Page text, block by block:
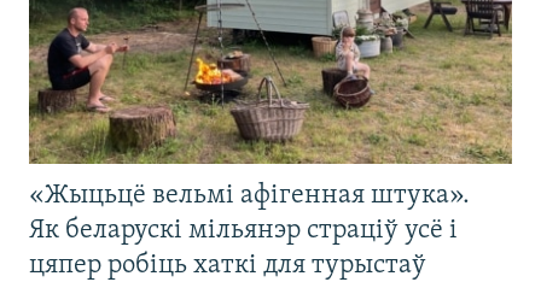
«Жыцьцё вельмі афігенная штука».
Як беларускі мільянэр страціў усё і
цяпер робіць хаткі для турыстаў